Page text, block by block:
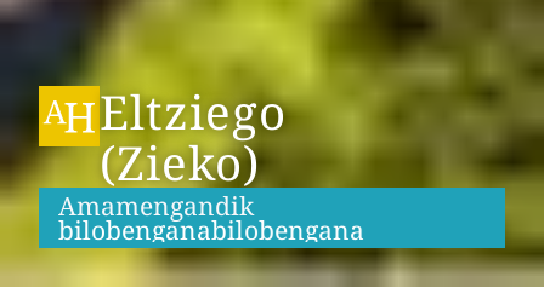
Eltziego
(Zieko)
Amamengandik
bilobenganabilobengana